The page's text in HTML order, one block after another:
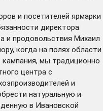
и посетителей ярмарки
директора
и продовольствия Михаил
когда на полях области
кампания, мы традиционно
центра с
и
натуральную и
в Ивановской